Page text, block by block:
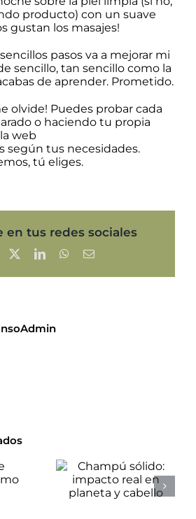
producto) con un suave
gustan los masajes!
pasos va a mejorar mi
sencillo, tan sencillo como la
de aprender. Prometido.
olvide! Puedes probar cada
o haciendo tu propia
web
según tus necesidades.
tú eliges.
en tus redes sociales
Facebook LinkedInWhatsApp
Correo
sólido:
impacto real
en planeta y